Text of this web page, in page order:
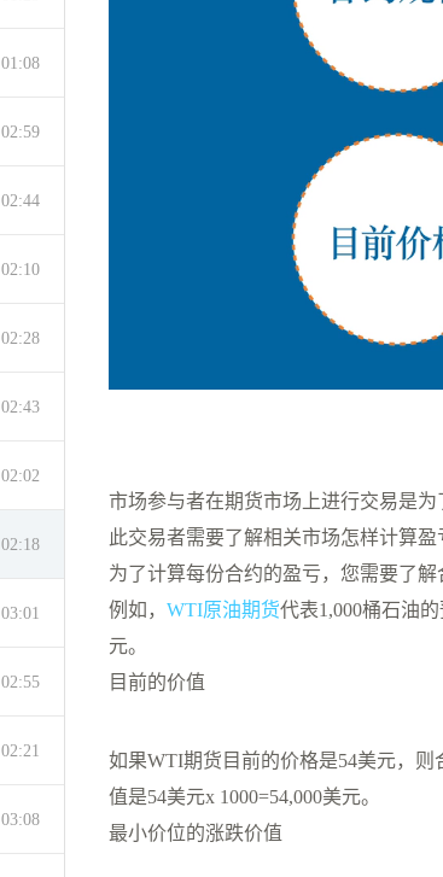
01:08
02:59
02:44
02:10
02:28
02:43
02:02
02:18
03:01
02:55
02:21
03:08
市场参与者在期货市场上进行交易是
此交易者需要了解相关市场怎样计算盈
为了计算每份合约的盈亏，您需要了
例如， WTI原油期货代表1,000桶石油
元。
目前的价值
如果WTI期货目前的价格是54美元，
值是54美元x 1000=54,000美元。
最小价位的涨跌价值